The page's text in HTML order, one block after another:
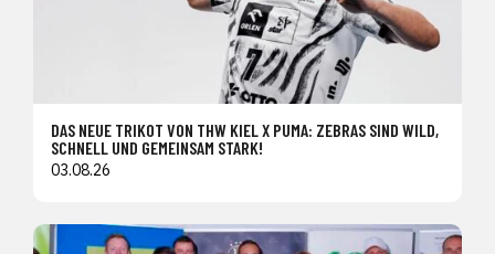
DAS NEUE TRIKOT VON THW KIEL X PUMA: ZEBRAS SIND WILD,
SCHNELL UND GEMEINSAM STARK!
03.08.26